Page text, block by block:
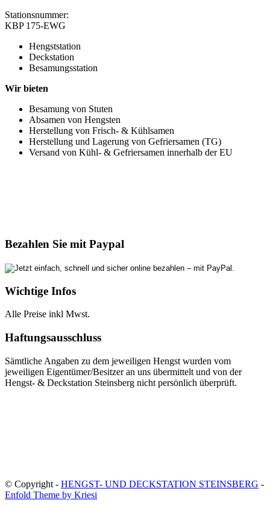
Stationsnummer:
KBP 175-EWG
Hengststation
Deckstation
Besamungsstation
Wir bieten
Besamung von Stuten
Absamen von Hengsten
Herstellung von Frisch- & Kühlsamen
Herstellung und Lagerung von Gefriersamen (TG)
Versand von Kühl- & Gefriersamen innerhalb der EU
Bezahlen Sie mit Paypal
Wichtige Infos
Alle Preise inkl Mwst.
Haftungsausschluss
Sämtliche Angaben zu dem jeweiligen Hengst wurden vom
jeweiligen Eigentümer/Besitzer an uns übermittelt und von der
Hengst- & Deckstation Steinsberg nicht persönlich überprüft.
© Copyright - HENGST- UND DECKSTATION STEINSBERG -
Enfold Theme by Kriesi